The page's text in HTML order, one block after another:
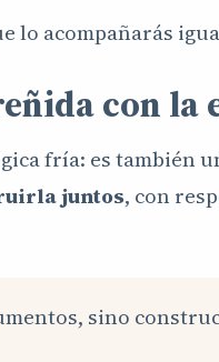
lo acompañarás
con la
fría: es también
juntos, con
sino